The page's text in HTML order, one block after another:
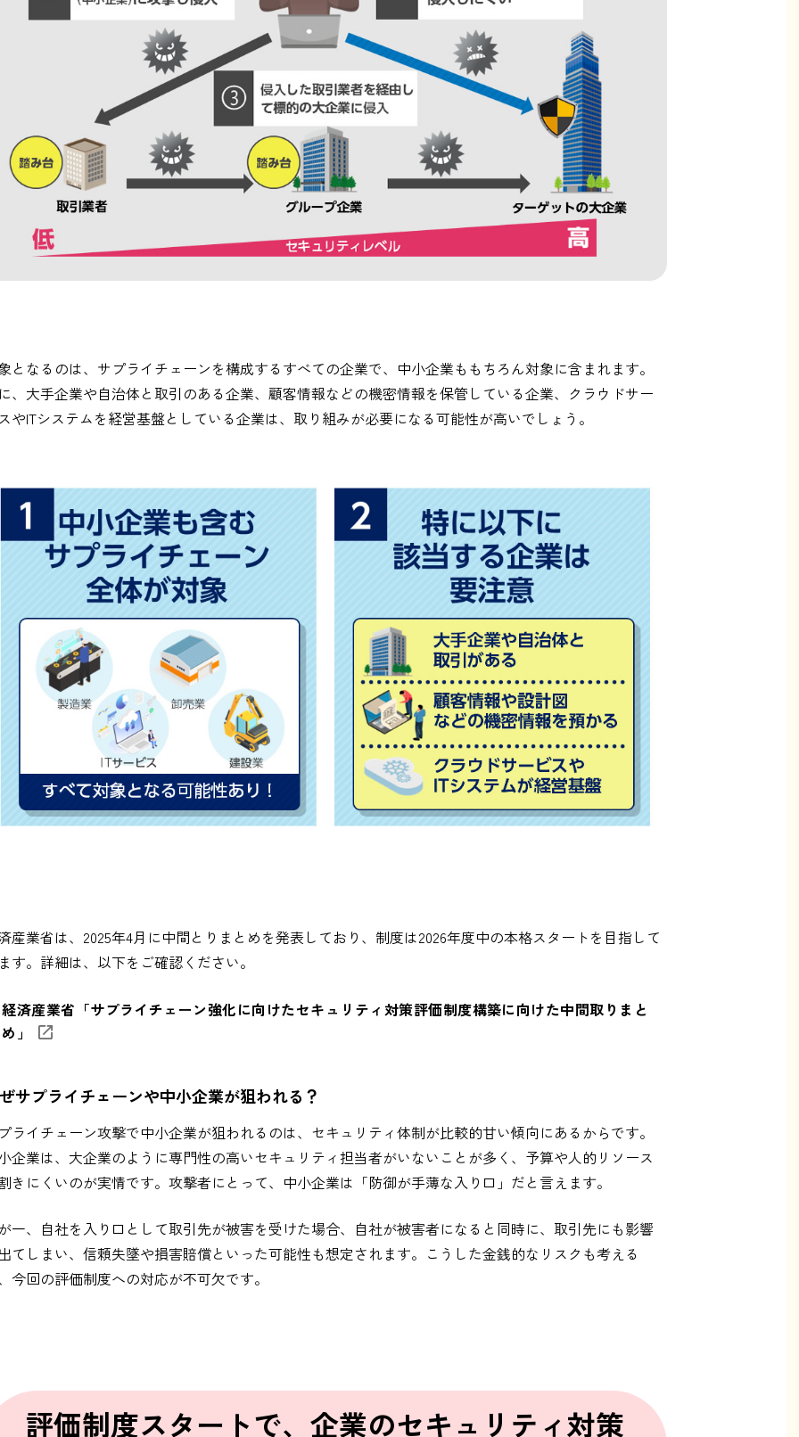
となるのは、サプライチェーンを構成するすべての企業で、中小企業ももちろん対象に含まれます。
、大手企業や自治体と取引のある企業、顧客情報などの機密情報を保管している企業、クラウドサー
やITシステムを経営基盤としている企業は、取り組みが必要になる可能性が高いでしょう。
産業省は、2025年4月に中間とりまとめを発表しており、制度は2026年度中の本格スタートを目指して
す。詳細は、以下をご確認ください。
経済産業省「サプライチェーン強化に向けたセキュリティ対策評価制度構築に向けた中間取りまと
め」
サプライチェーンや中小企業が狙われる？
ライチェーン攻撃で中小企業が狙われるのは、セキュリティ体制が比較的甘い傾向にあるからです。
企業は、大企業のように専門性の高いセキュリティ担当者がいないことが多く、予算や人的リソース
きにくいのが実情です。攻撃者にとって、中小企業は「防御が手薄な入り口」だと言えます。
一、自社を入り口として取引先が被害を受けた場合、自社が被害者になると同時に、取引先にも影響
てしまい、信頼失墜や損害賠償といった可能性も想定されます。こうした金銭的なリスクも考える
今回の評価制度への対応が不可欠です。
評価制度スタートで、企業のセキュリティ対策